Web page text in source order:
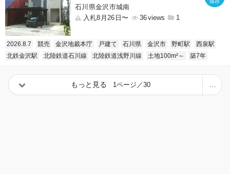
石川県金沢市城南
入札8月26日〜
36 1
2026.8.7 競売 金沢地裁本庁 戸建て 石川県 金沢市 野町駅
西泉駅
北鉄金沢駅
北陸鉄道石川線 北陸鉄道浅野川線 土地100m²～ 築7年
もっと見る 1ページ／30